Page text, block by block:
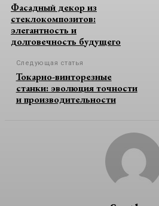
Фасадный декор из
стеклокомпозитов:
элегантность и
долговечность будущего
Следующая статья
Токарно-винторезные
станки: эволюция точности
и производительности